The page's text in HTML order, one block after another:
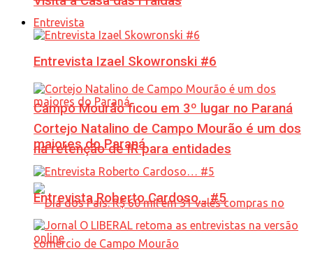
Campo Mourão ficou em 3º lugar no Paraná
na retenção de IR para entidades
Entrevista
Entrevista Izael Skowronski #6
Cortejo Natalino de Campo Mourão é um dos
maiores do Paraná
Entrevista Roberto Cardoso… #5